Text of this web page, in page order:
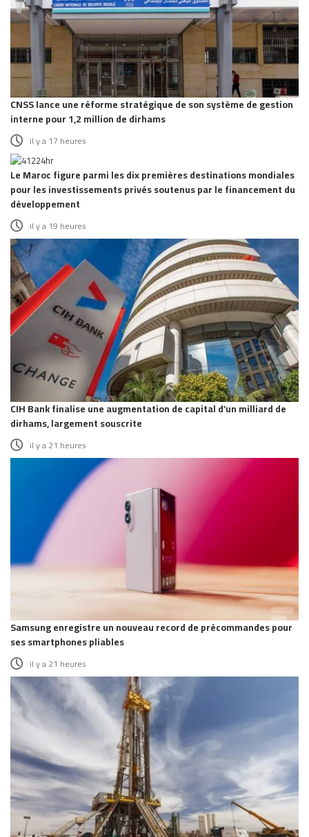
CNSS lance une réforme stratégique de son système de gestion
interne pour 1,2 million de dirhams
il y a 17 heures
Le Maroc figure parmi les dix premières destinations mondiales
pour les investissements privés soutenus par le financement du
développement
il y a 19 heures
CIH Bank finalise une augmentation de capital d’un milliard de
dirhams, largement souscrite
il y a 21 heures
Samsung enregistre un nouveau record de précommandes pour
ses smartphones pliables
il y a 21 heures